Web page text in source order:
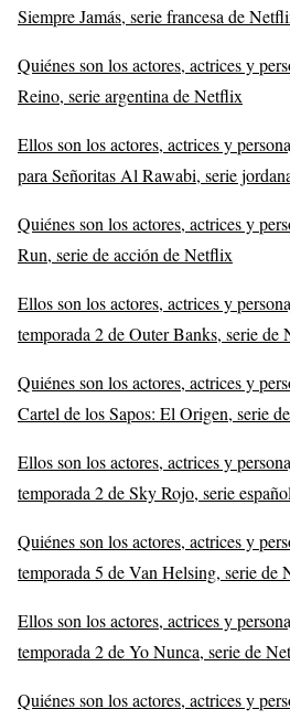
Siempre Jamás, serie francesa de
Quiénes son los actores, actrices y
Reino, serie argentina de Netflix
Ellos son los actores, actrices y
para Señoritas Al Rawabi, serie
Quiénes son los actores, actrices y
Run, serie de acción de Netflix
Ellos son los actores, actrices y
temporada 2 de Outer Banks, serie de
Quiénes son los actores, actrices y
Cartel de los Sapos: El Origen, serie
Ellos son los actores, actrices y
temporada 2 de Sky Rojo, serie
Quiénes son los actores, actrices y
temporada 5 de Van Helsing, serie de
Ellos son los actores, actrices y
temporada 2 de Yo Nunca, serie de
Quiénes son los actores, actrices y